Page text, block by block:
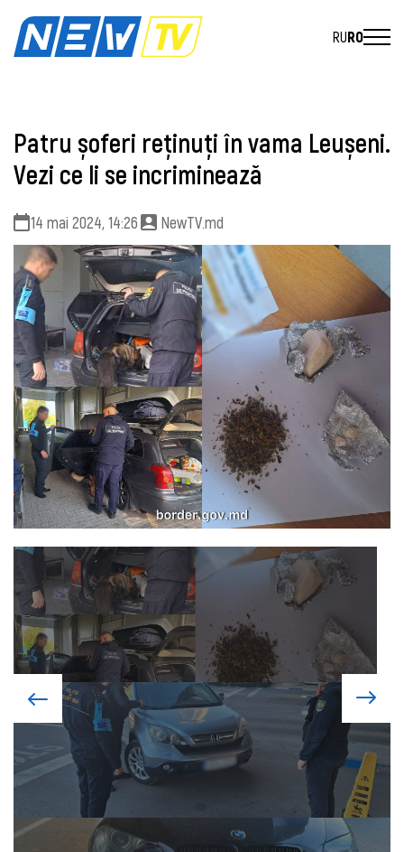
RURO
Patru șoferi reținuți în vama Leușeni.
Vezi ce li se incriminează
14 mai 2024, 14:26 NewTV.md